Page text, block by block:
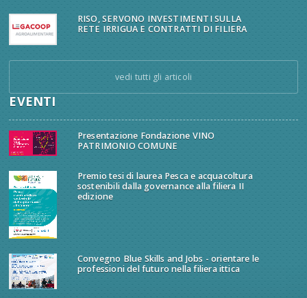
RISO, SERVONO INVESTIMENTI SULLA
RETE IRRIGUA E CONTRATTI DI FILIERA
vedi tutti gli articoli
EVENTI
Presentazione Fondazione VINO
PATRIMONIO COMUNE
Premio tesi di laurea Pesca e acquacoltura
sostenibili dalla governance alla filiera II
edizione
Convegno Blue Skills and Jobs - orientare le
professioni del futuro nella filiera ittica